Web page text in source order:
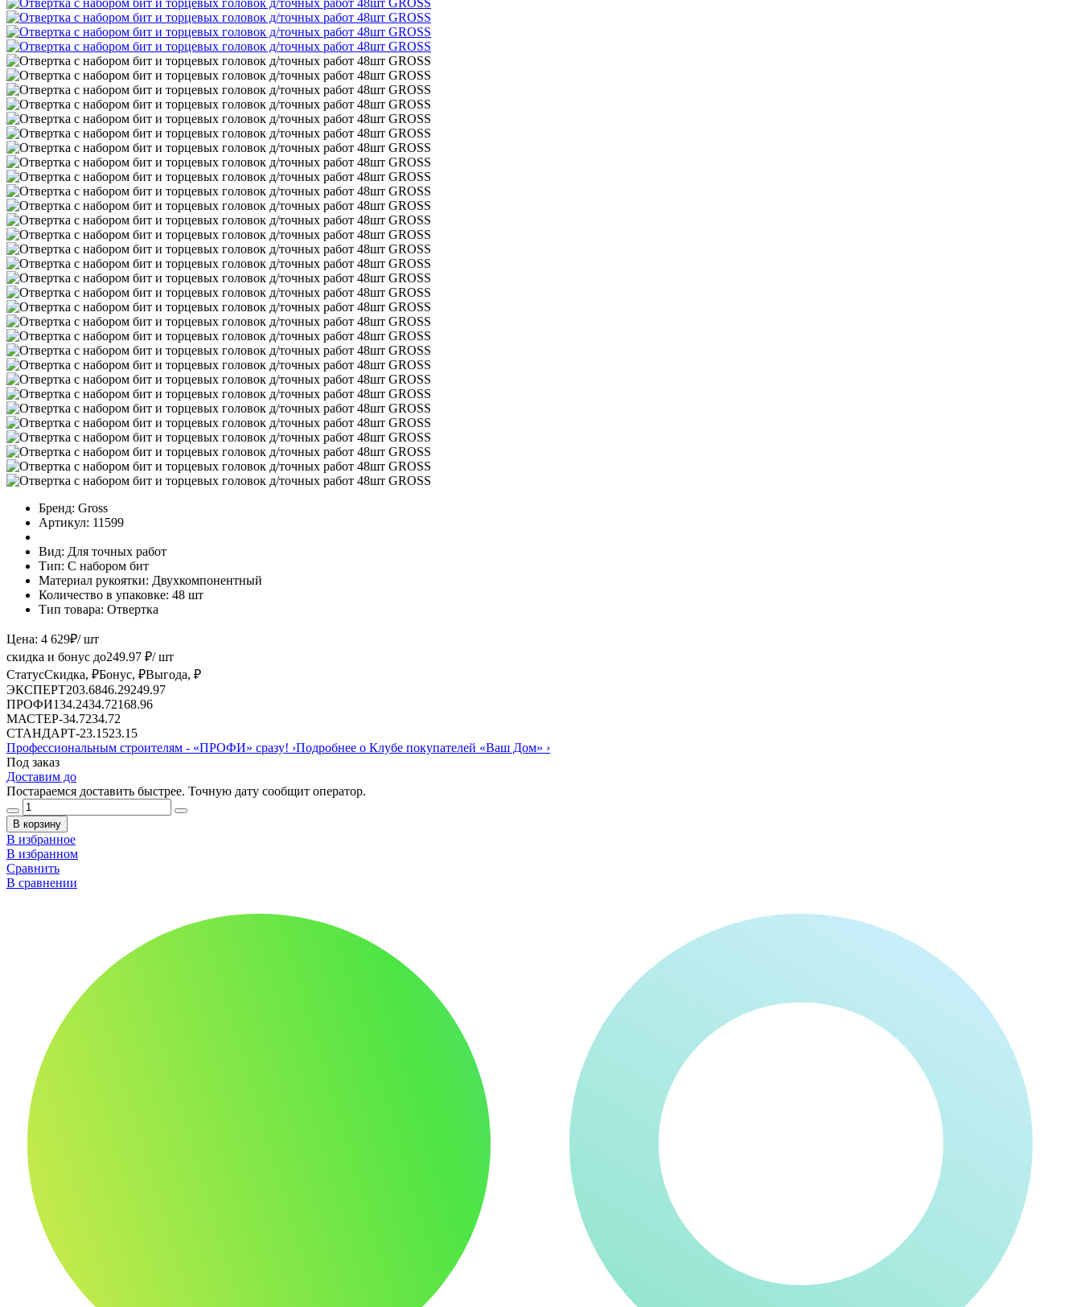
Бренд: Gross
Артикул: 11599
Вид: Для точных работ
Тип: С набором бит
Материал рукоятки: Двухкомпонентный
Количество в упаковке: 48 шт
Тип товара: Отвертка
Цена: 4 629₽/ шт
скидка и бонус до249.97 ₽/ шт
СтатусСкидка, ₽Бонус, ₽Выгода, ₽
ЭКСПЕРТ203.6846.29249.97
ПРОФИ134.2434.72168.96
МАСТЕР-34.7234.72
СТАНДАРТ-23.1523.15
Профессиональным строителям - «ПРОФИ» сразу! ›Подробнее о Клубе покупателей «Ваш Дом» ›
Под заказ
Доставим до
Постараемся доставить быстрее. Точную дату сообщит оператор.
В корзину
В избранное
В избранном
Сравнить
В сравнении